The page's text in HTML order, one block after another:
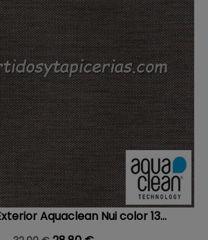
Aquaclean Nui color 13...